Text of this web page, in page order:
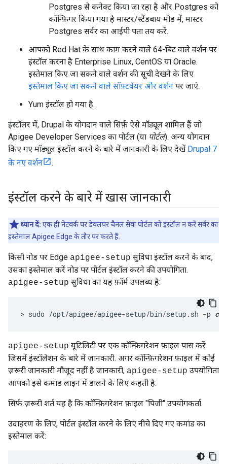
Postgres से कनेक्ट किया जा रहा है और Postgres को
कॉन्फ़िगर किया गया है मास्टर/स्टैंडबाय मोड में, मास्टर
Postgres सर्वर का आईपी पता तय करें.
आपको Red Hat के साथ काम करने वाले 64-बिट वाले वर्शन पर
इंस्टॉल करना है Enterprise Linux, CentOS या Oracle.
इस्तेमाल किए जा सकने वाले वर्शन की सूची देखने के लिए
इस्तेमाल किए जा सकने वाले सॉफ़्टवेयर और वर्शन पर जाएं.
Yum इंस्टॉल हो गया है.
इंस्टॉलर में, Drupal के योगदान वाले सिर्फ़ ऐसे मॉड्यूल शामिल हैं जो
Apigee Developer Services का पोर्टल (या पोर्टल). अन्य योगदान
किए गए मॉड्यूल इंस्टॉल करने के बारे में जानकारी के लिए देखें Drupal 7
के नए वर्शन
.
इंस्टॉल करने के बारे में खास जानकारी
ध्यान दें: एक ही नेटवर्क पर डेवलपर चैनल सेवा पोर्टल को इंस्टॉल न करें सर्वर का
इस्तेमाल Apigee Edge के तौर पर करते हैं.
किसी नोड पर Edge apigee-setup सुविधा इंस्टॉल करने के बाद,
उसका इस्तेमाल करें नोड पर पोर्टल इंस्टॉल करने की उपयोगिता.
apigee-setup सुविधा का यह फ़ॉर्म उपलब्ध है:
> sudo /opt/apigee/apigee-setup/bin/setup.sh -p
apigee-setup यूटिलिटी पर एक कॉन्फ़िगरेशन फ़ाइल पास करें
जिसमें इंस्टॉलेशन के बारे में जानकारी. अगर कॉन्फ़िगरेशन फ़ाइल में कोई
ज़रूरी जानकारी मौजूद नहीं है जानकारी, apigee-setup उपयोगिता
आपको इसे कमांड लाइन में डालने के लिए कहती है.
सिर्फ़ ज़रूरी शर्त यह है कि कॉन्फ़िगरेशन फ़ाइल "पिजी" उपयोगकर्ता.
उदाहरण के लिए, पोर्टल इंस्टॉल करने के लिए नीचे दिए गए कमांड का
इस्तेमाल करें: